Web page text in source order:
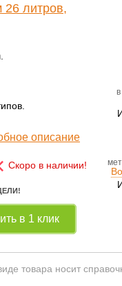
26 литров,
описание
Скоро в наличии!
в 1 клик
товара носит